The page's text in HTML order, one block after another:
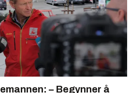
– Begynner å